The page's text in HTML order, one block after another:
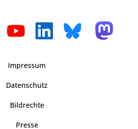
Impressum
Datenschutz
Bildrechte
Presse